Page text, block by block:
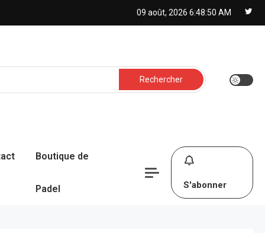
09 août, 2026 6:48:51 AM
Rechercher :
Boutique de
Padel S'abonner